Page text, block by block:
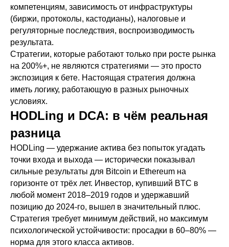
компетенциям, зависимость от инфраструктуры
(биржи, протоколы, кастодианы), налоговые и
регуляторные последствия, воспроизводимость
результата.
Стратегии, которые работают только при росте рынка
на 200%+, не являются стратегиями — это просто
экспозиция к бете. Настоящая стратегия должна
иметь логику, работающую в разных рыночных
условиях.
HODLing и DCA: в чём реальная
разница
HODLing — удержание актива без попыток угадать
точки входа и выхода — исторически показывал
сильные результаты для Bitcoin и Ethereum на
горизонте от трёх лет. Инвестор, купивший BTC в
любой момент 2018–2019 годов и удержавший
позицию до 2024-го, вышел в значительный плюс.
Стратегия требует минимум действий, но максимум
психологической устойчивости: просадки в 60–80% —
норма для этого класса активов.